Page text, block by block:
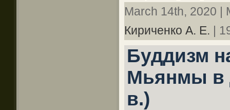
March 14th, 2020 |
Кириченко А. Е. |
Буддизм
Мьянмы в
в.)